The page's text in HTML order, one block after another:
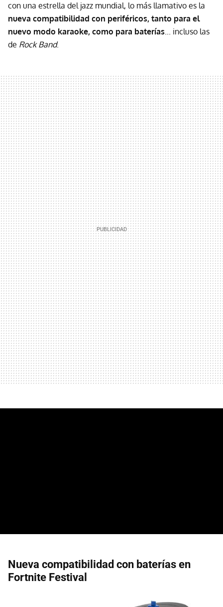
con una estrella del jazz mundial, lo más llamativo es la
nueva compatibilidad con periféricos, tanto para el
nuevo modo karaoke, como para baterías... incluso las
de Rock Band.
Nueva compatibilidad con baterías en
Fortnite Festival